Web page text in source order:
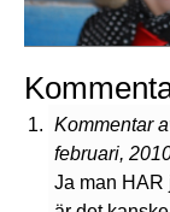
Kommentar
februari,
Ja man HAR